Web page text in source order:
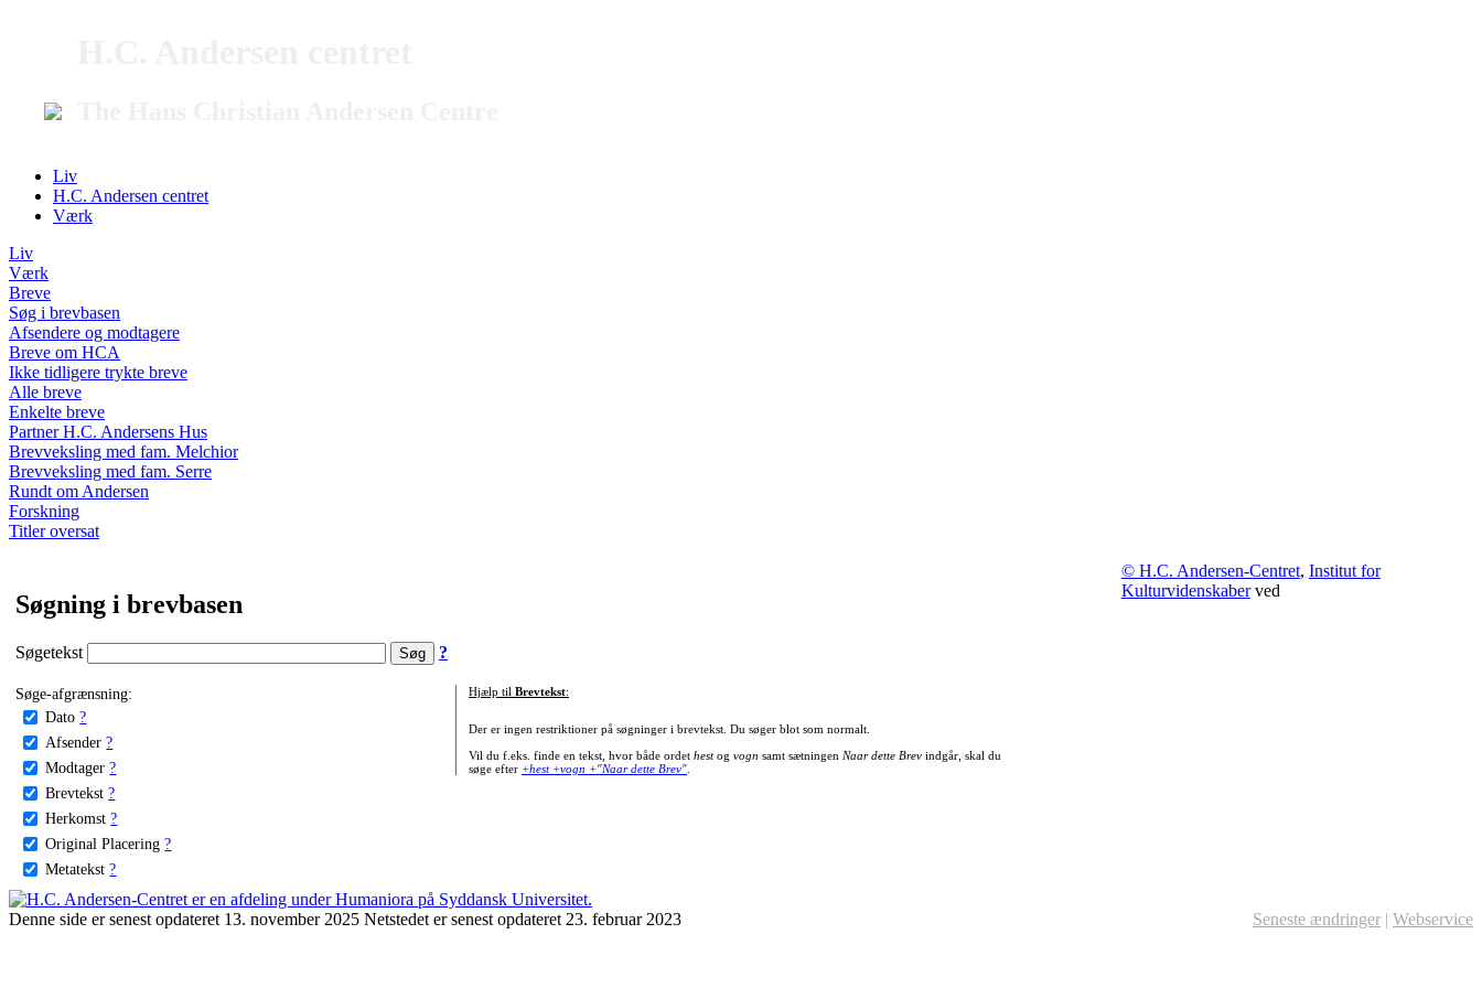
Liv
H.C. Andersen centret
Værk
Liv
Værk
Breve
Søg i brevbasen
Afsendere og modtagere
Breve om HCA
Ikke tidligere trykte breve
Alle breve
Enkelte breve
Partner H.C. Andersens Hus
Brevveksling med fam. Melchior
Brevveksling med fam. Serre
Rundt om Andersen
Forskning
Titler oversat
Søgning i brevbasen
Søgetekst ?
Søge-afgrænsning:
Dato ?
Afsender ?
Modtager ?
Brevtekst ?
Herkomst ?
Original Placering ?
Metatekst ?
Hjælp til Brevtekst:
Der er ingen restriktioner på søgninger i brevtekst. Du søger blot som normalt.
Vil du f.eks. finde en tekst, hvor både ordet hestog vogn samt sætningen Naar dette Brevindgår, skal du
søge efter +hest +vogn +"Naar dette Brev".
© H.C. Andersen-Centret, Institut for
Kulturvidenskaberved
Denne side er senest opdateret 13. november 2025 Netstedet er senest opdateret 23. februar 2023 Seneste ændringer | Webservice